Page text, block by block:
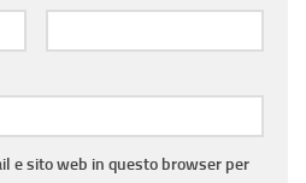
e sito web in questo browser per